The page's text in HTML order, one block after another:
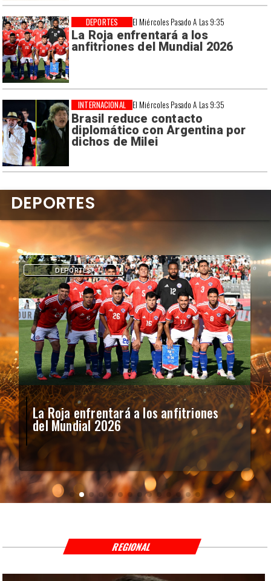
El Miércoles Pasado A Las 9:35
La Roja enfrentará a los
anfitriones del Mundial 2026
DEPORTES
El Miércoles Pasado A Las 9:35
Brasil reduce contacto
diplomático con Argentina por
dichos de Milei
INTERNACIONAL
La Roja enfrentará a los anfitriones
del Mundial 2026
DEPORTES
DEPORTES
REGIONAL